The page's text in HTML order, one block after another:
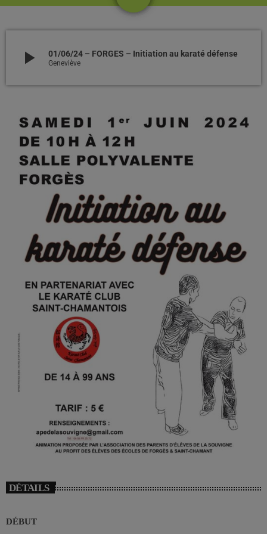
play_arrow 01/06/24 – FORGES – Initiation au karaté défense
Geneviève
DÉTAILS
DÉBUT